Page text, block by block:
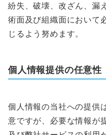
紛失、破壊、改ざん、漏
術面及び組織面において
じるよう努めます。
個人情報提供の任意性
個人情報の当社への提供
意ですが、必要な情報が